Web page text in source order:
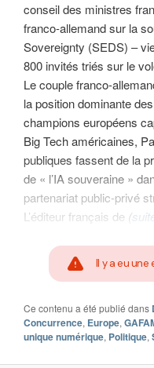
conseil des ministres
franco-allemand sur la
Sovereignty (SEDS) –
800 invités triés sur le
Le couple franco-
la position dominante
champions européens
Big Tech américaines,
publiques fassent de la
de « l’IA souveraine »
partenariat public-privé
L’éditeur français de (
Il y a eu une
Ce contenu a été publié dans
Concurrence, Europe,
unique numérique, Politique,